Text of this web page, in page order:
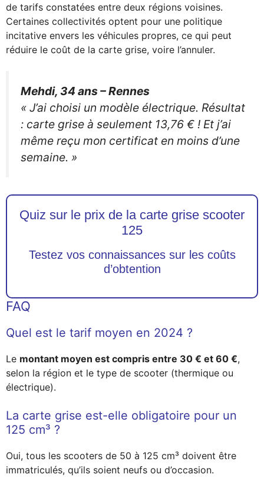
de tarifs constatées entre deux régions voisines.
Certaines collectivités optent pour une politique
incitative envers les véhicules propres, ce qui peut
réduire le coût de la carte grise, voire l’annuler.
Mehdi, 34 ans – Rennes
« J’ai choisi un modèle électrique. Résultat
: carte grise à seulement 13,76 € ! Et j’ai
même reçu mon certificat en moins d’une
semaine. »
Quiz sur le prix de la carte grise scooter
125
Testez vos connaissances sur les coûts
d’obtention
FAQ
Quel est le tarif moyen en 2024 ?
Le montant moyen est compris entre 30 € et 60 €,
selon la région et le type de scooter (thermique ou
électrique).
La carte grise est-elle obligatoire pour un
125 cm³ ?
Oui, tous les scooters de 50 à 125 cm³ doivent être
immatriculés, qu’ils soient neufs ou d’occasion.